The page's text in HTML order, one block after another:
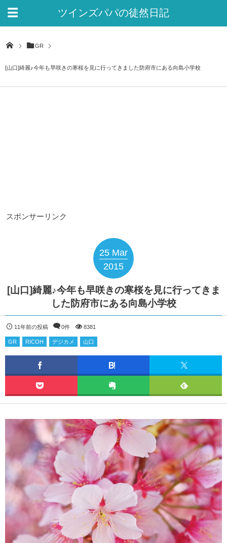
ツインズパパの徒然日記
GR
[山口]綺麗♪今年も早咲きの寒桜を見に行ってきました防府市にある向島小学校
スポンサーリンク
25 Mar
2015
[山口]綺麗♪今年も早咲きの寒桜を見に行ってきま
した防府市にある向島小学校
11年前の投稿 0件 8381
GR RICOH デジカメ 山口